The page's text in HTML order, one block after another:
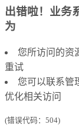
出错啦！业务
为
您所访问的资
重试
您可以联系管
优化相关访问
(错误代码：504)